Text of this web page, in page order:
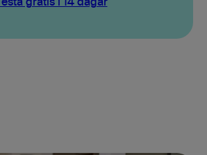
Testa gratis i 14 dagar